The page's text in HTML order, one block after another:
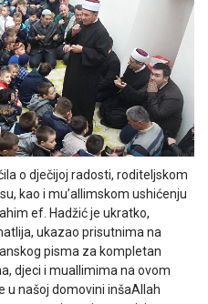
o dječijoj radosti, roditeljskom
kao i mu’allimskom ushićenju
ef. Hadžić je ukratko,
ukazao prisutnima na
pisma za kompletan
djeci i muallimima na ovom
u našoj domovini inšaAllah